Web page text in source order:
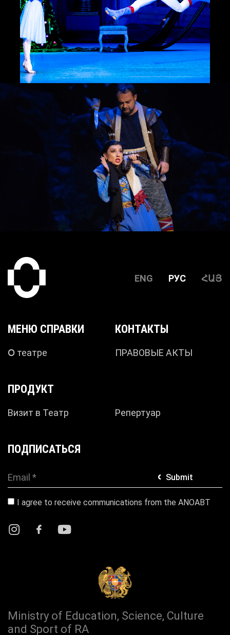
ENG РУС ՀԱՅ
МЕНЮ СПРАВКИ
Օ театре
КОНТАКТЫ
ПРАВОВЫЕ АКТЫ
ПРОДУКТ
Визит в Театр Репертуар
ПОДПИСАТЬСЯ
I agree to receive communications from the ANOABT
Submit
Ministry of Education, Science, Culture
and Sport of RA